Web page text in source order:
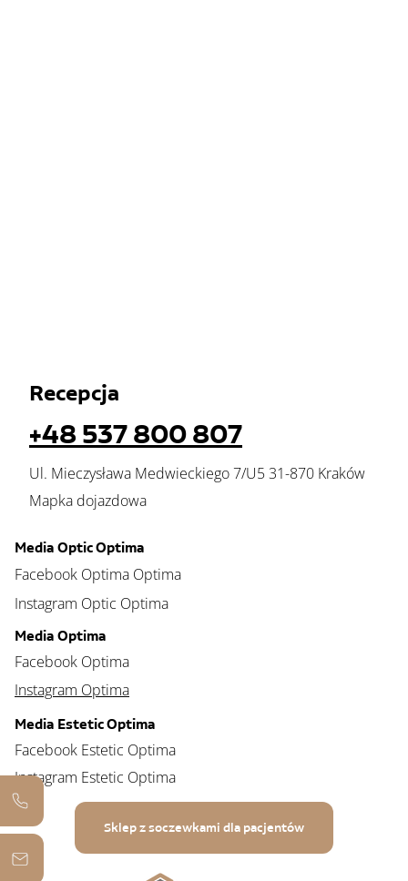
Recepcja
+48 537 800 807
Ul. Mieczysława Medwieckiego 7/U5 31-870 Kraków
Mapka dojazdowa
Media Optima
Facebook Optima
Instagram Optima
Media Optic Optima
Facebook Optima Optima
Instagram Optic Optima
Media Estetic Optima
Facebook Estetic Optima
Instagram Estetic Optima
Sklep z soczewkami dla pacjentów